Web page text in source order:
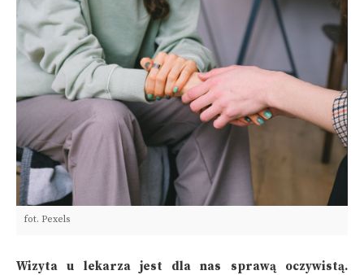
fot. Pexels
Wizyta u lekarza jest dla nas sprawą oczywistą.